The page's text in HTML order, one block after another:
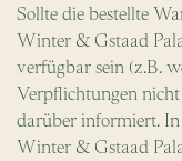
Sollte die bestellte
Winter & Gstaad
verfügbar sein (z.B.
Verpflichtungen
darüber informiert. In
Winter & Gstaad